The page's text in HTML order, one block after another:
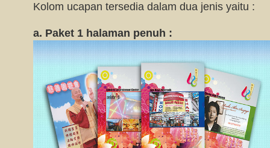
Kolom ucapan tersedia dalam dua jenis yaitu :
a. Paket 1 halaman penuh :